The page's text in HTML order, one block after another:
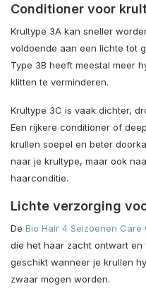
Conditioner voor
Krultype 3A kan sneller
voldoende aan een lichte tot
Type 3B heeft meestal meer
klitten te verminderen.
Krultype 3C is vaak dichter,
Een rijkere conditioner of
krullen soepel en beter
naar je krultype, maar ook
haarconditie.
Lichte verzorging
De Bio Hair 4 Seizoenen Care
die het haar zacht ontwart en
geschikt wanneer je krullen
zwaar mogen worden.